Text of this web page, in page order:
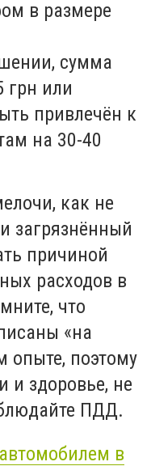
в размере
сумма
грн или
привлечён к
на 30-40
как не
загрязнённый
причиной
расходов в
что
«на
опыте, поэтому
и здоровье, не
ПДД.
в